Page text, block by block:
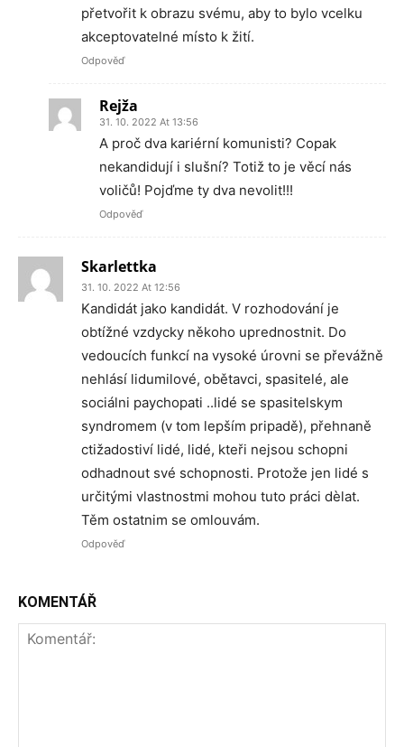
přetvořit k obrazu svému, aby to bylo vcelku
akceptovatelné místo k žití.
Odpověď
Rejža
31. 10. 2022 At 13:56
A proč dva kariérní komunisti? Copak
nekandidují i slušní? Totiž to je věcí nás
voličů! Pojďme ty dva nevolit!!!
Odpověď
Skarlettka
31. 10. 2022 At 12:56
Kandidát jako kandidát. V rozhodování je
obtížné vzdycky někoho uprednostnit. Do
vedoucích funkcí na vysoké úrovni se převážně
nehlásí lidumilové, obětavci, spasitelé, ale
sociálni paychopati ..lidé se spasitelskym
syndromem (v tom lepším pripadě), přehnaně
ctižadostiví lidé, lidé, kteři nejsou schopni
odhadnout své schopnosti. Protože jen lidé s
určitými vlastnostmi mohou tuto práci dèlat.
Těm ostatnim se omlouvám.
Odpověď
KOMENTÁŘ